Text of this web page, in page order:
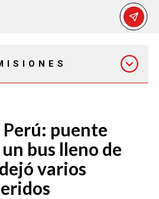
EXPRESS
12:30 PM
EMISIÓN 7:00 PM
puente
bus lleno de
varios